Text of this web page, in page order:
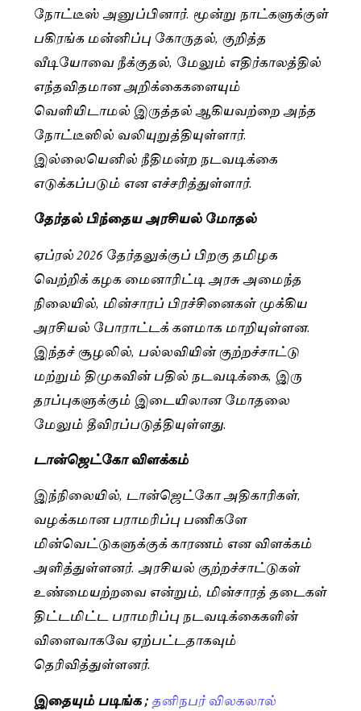
நோட்டீஸ் அனுப்பினார். மூன்று நாட்களுக்குள்
பகிரங்க மன்னிப்பு கோருதல், குறித்த
வீடியோவை நீக்குதல், மேலும் எதிர்காலத்தில்
எந்தவிதமான அறிக்கைகளையும்
வெளியிடாமல் இருத்தல் ஆகியவற்றை அந்த
நோட்டீஸில் வலியுறுத்தியுள்ளார்.
இல்லையெனில் நீதிமன்ற நடவடிக்கை
எடுக்கப்படும் என எச்சரித்துள்ளார்.
தேர்தல் பிந்தைய அரசியல் மோதல்
ஏப்ரல் 2026 தேர்தலுக்குப் பிறகு தமிழக
வெற்றிக் கழக மைனாரிட்டி அரசு அமைந்த
நிலையில், மின்சாரப் பிரச்சினைகள் முக்கிய
அரசியல் போராட்டக் களமாக மாறியுள்ளன.
இந்தச் சூழலில், பல்லவியின் குற்றச்சாட்டு
மற்றும் திமுகவின் பதில் நடவடிக்கை, இரு
தரப்புகளுக்கும் இடையிலான மோதலை
மேலும் தீவிரப்படுத்தியுள்ளது.
டான்ஜெட்கோ விளக்கம்
இந்நிலையில், டான்ஜெட்கோ அதிகாரிகள்,
வழக்கமான பராமரிப்பு பணிகளே
மின்வெட்டுகளுக்குக் காரணம் என விளக்கம்
அளித்துள்ளனர். அரசியல் குற்றச்சாட்டுகள்
உண்மையற்றவை என்றும், மின்சாரத் தடைகள்
திட்டமிட்ட பராமரிப்பு நடவடிக்கைகளின்
விளைவாகவே ஏற்பட்டதாகவும்
தெரிவித்துள்ளனர்.
இதையும் படிங்க ;தனிநபர் விலகலால்